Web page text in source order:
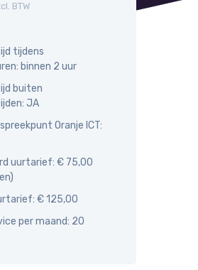
BTW
tijdens
binnen 2 uur
buiten
JA
Oranje ICT:
uurtarief: € 75,00
€ 125,00
per maand: 20